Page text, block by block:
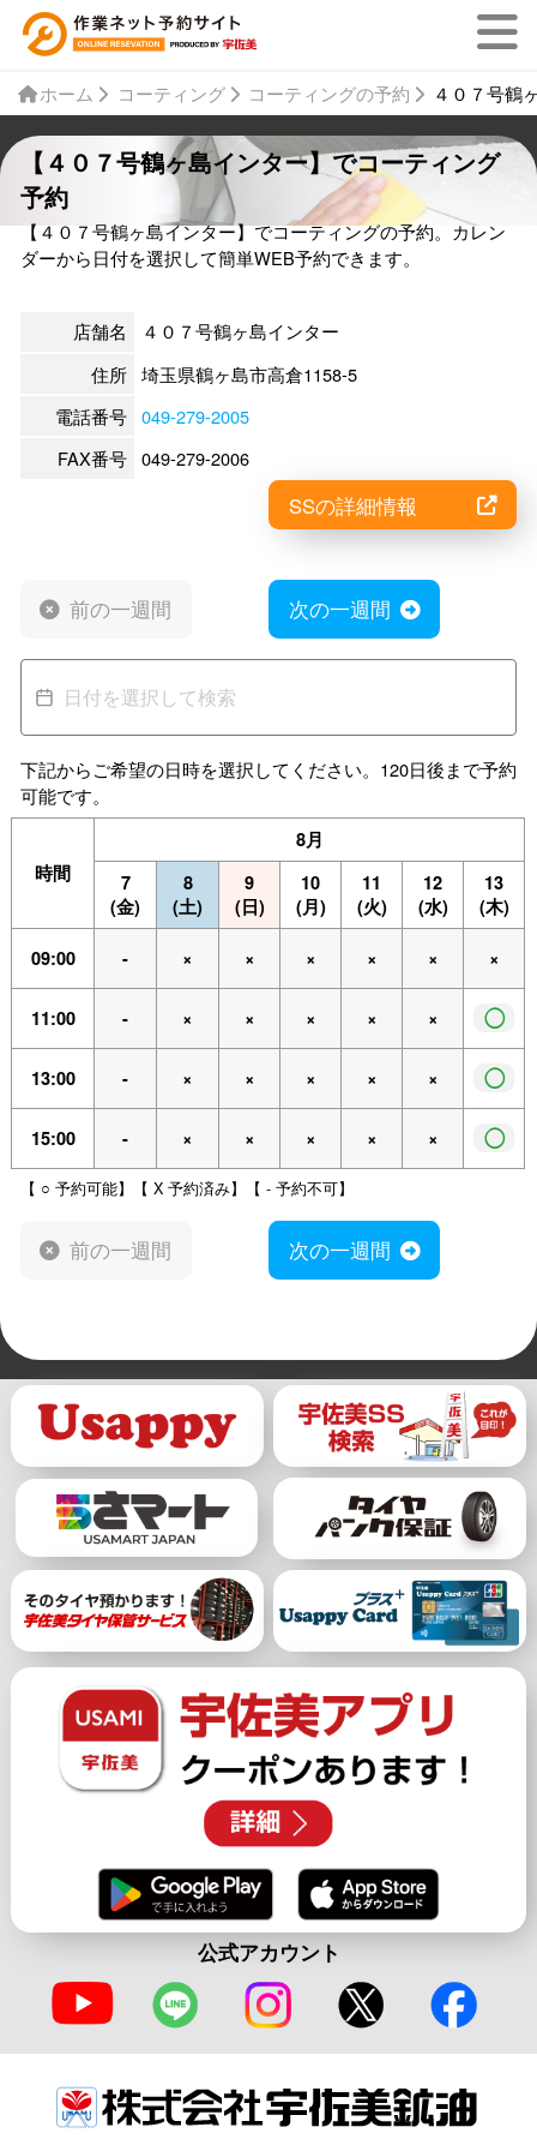
ホーム コーティング コーティングの予約 ４０７号鶴
【４０７号鶴ヶ島インター】でコーティング
予約
【４０７号鶴ヶ島インター】でコーティングの予約。カレン
ダーから日付を選択して簡単WEB予約できます。
店舗名
４０７号鶴ヶ島インター
住所 埼玉県鶴ヶ島市高倉1158-5
電話番号 049-279-2005
FAX番号 049-279-2006
SSの詳細情報
前の一週間 次の一週間
下記からご希望の日時を選択してください。120日後まで予約
可能です。
時間
8月
7
(金)
8
(土)
9
(日)
10
(月)
11
(火)
12
(水)
13
(木)
09:00 - × × × × × ×
11:00 - × × × × × ◯
13:00 - × × × × × ◯
15:00 - × × × × × ◯
【 ○ 予約可能】【 X 予約済み】【 - 予約不可】
前の一週間 次の一週間
公式アカウント